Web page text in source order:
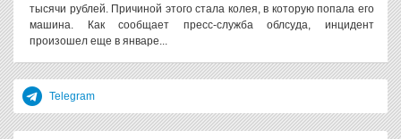
тысячи рублей. Причиной этого стала колея, в которую попала его
машина. Как сообщает пресс-служба облсуда, инцидент
произошел еще в январе...
Telegram